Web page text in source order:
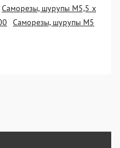
Саморезы, шурупы М5,5 х
Саморезы, шурупы М5